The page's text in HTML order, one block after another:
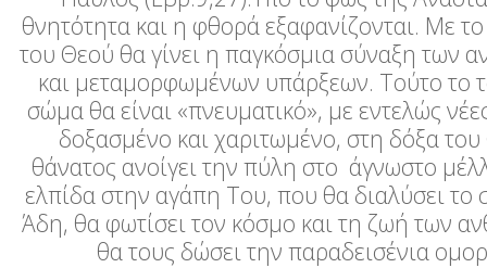
θνητότητα και η φθορά εξαφανίζονται. Με
του Θεού θα γίνει η παγκόσμια σύναξη των
και μεταμορφωμένων υπάρξεων. Τούτο το
σώμα θα είναι «πνευματικό», με εντελώς
δοξασμένο και χαριτωμένο, στη δόξα
θάνατος ανοίγει την πύλη στο άγνωστο
ελπίδα στην αγάπη Του, που θα διαλύσει το
Άδη, θα φωτίσει τον κόσμο και τη ζωή των
θα τους δώσει την παραδεισένια